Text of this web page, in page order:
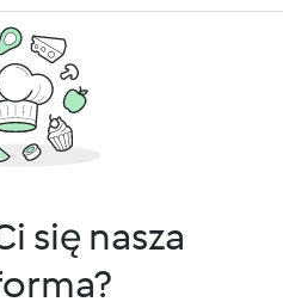
się nasza